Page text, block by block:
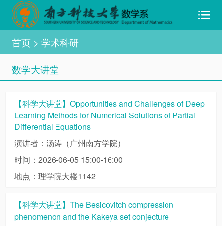
首页> 学术科研
数学大讲堂
【科学大讲堂】Opportunities and Challenges of Deep
Learning Methods for Numerical Solutions of Partial
Differential Equations
演讲者：汤涛（广州南方学院）
时间：2026-06-05 15:00-16:00
地点：理学院大楼1142
【科学大讲堂】The Besicovitch compression
phenomenon and the Kakeya set conjecture